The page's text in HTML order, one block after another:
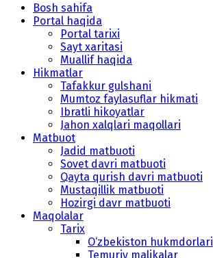
Bosh sahifa
Portal haqida
Portal tarixi
Sayt xaritasi
Muallif haqida
Hikmatlar
Tafakkur gulshani
Mumtoz faylasuflar hikmati
Ibratli hikoyatlar
Jahon xalqlari maqollari
Matbuot
Jadid matbuoti
Sovet davri matbuoti
Qayta qurish davri matbuoti
Mustaqillik matbuoti
Hozirgi davr matbuoti
Maqolalar
Tarix
O‘zbekiston hukmdorlari
Temuriy malikalar